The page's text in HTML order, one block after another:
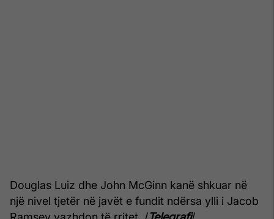
Douglas Luiz dhe John McGinn kanë shkuar në
një nivel tjetër në javët e fundit ndërsa ylli i Jacob